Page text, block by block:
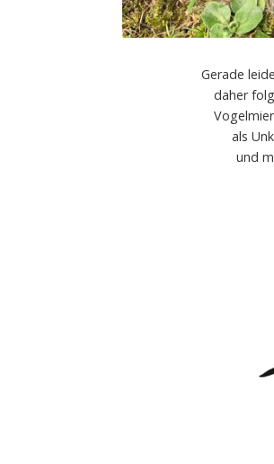
Gerade
daher
als
und